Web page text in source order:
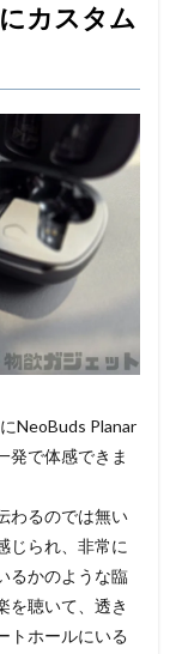
カスタム
NeoBuds Planar
発で体感できま
わるのでは無い
じられ、非常に
るかのような臨
を聴いて、透き
トホールにいる